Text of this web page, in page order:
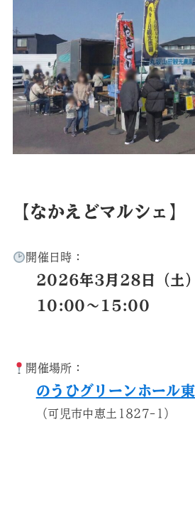
【なかえどマルシェ】
開催日時：
2026年3月28日（土）
10:00〜15:00
開催場所：
のうひグリーンホール
（可児市中恵土1827-1）